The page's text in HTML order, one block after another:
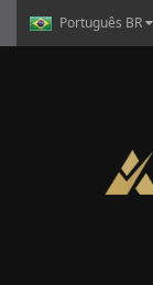
Português BR